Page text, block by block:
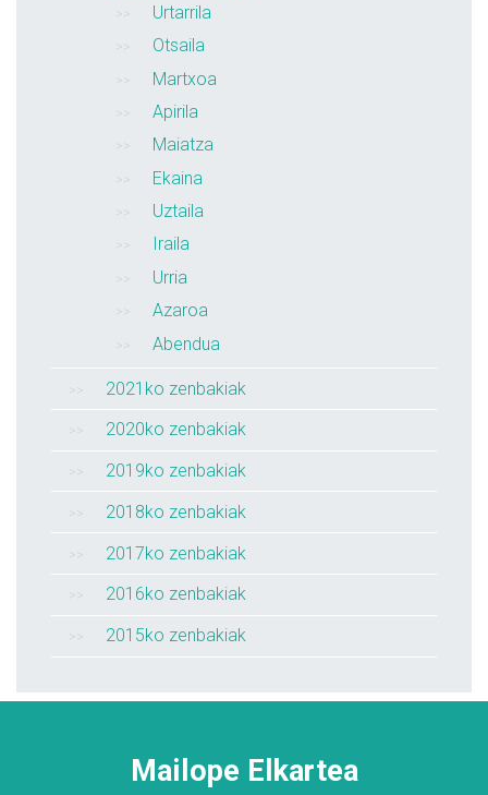
Urtarrila
Otsaila
Martxoa
Apirila
Maiatza
Ekaina
Uztaila
Iraila
Urria
Azaroa
Abendua
2021ko zenbakiak
2020ko zenbakiak
2019ko zenbakiak
2018ko zenbakiak
2017ko zenbakiak
2016ko zenbakiak
2015ko zenbakiak
Mailope Elkartea